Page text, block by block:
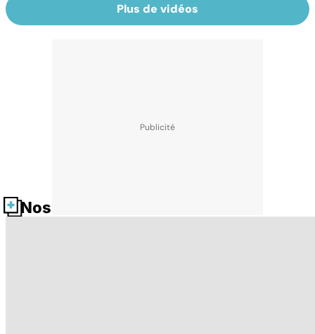
Plus de vidéos
Nos fiches santé